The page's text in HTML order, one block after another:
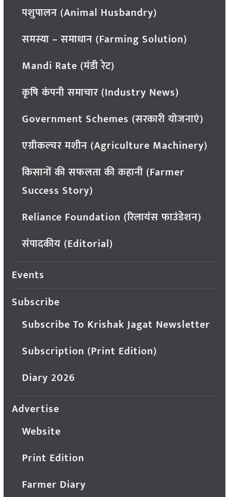
पशुपालन (Animal Husbandry)
समस्या – समाधान (Farming Solution)
Mandi Rate (मंडी रेट)
कृषि कंपनी समाचार (Industry News)
Government Schemes (सरकारी योजनाएं)
एग्रीकल्चर मशीन (Agriculture Machinery)
किसानों की सफलता की कहानी (Farmer
Success Story)
Reliance Foundation (रिलायंस फाउंडेशन)
संपादकीय (Editorial)
Events
Subscribe
Subscribe To Krishak Jagat Newsletter
Subscription (Print Edition)
Diary 2026
Advertise
Website
Print Edition
Farmer Diary